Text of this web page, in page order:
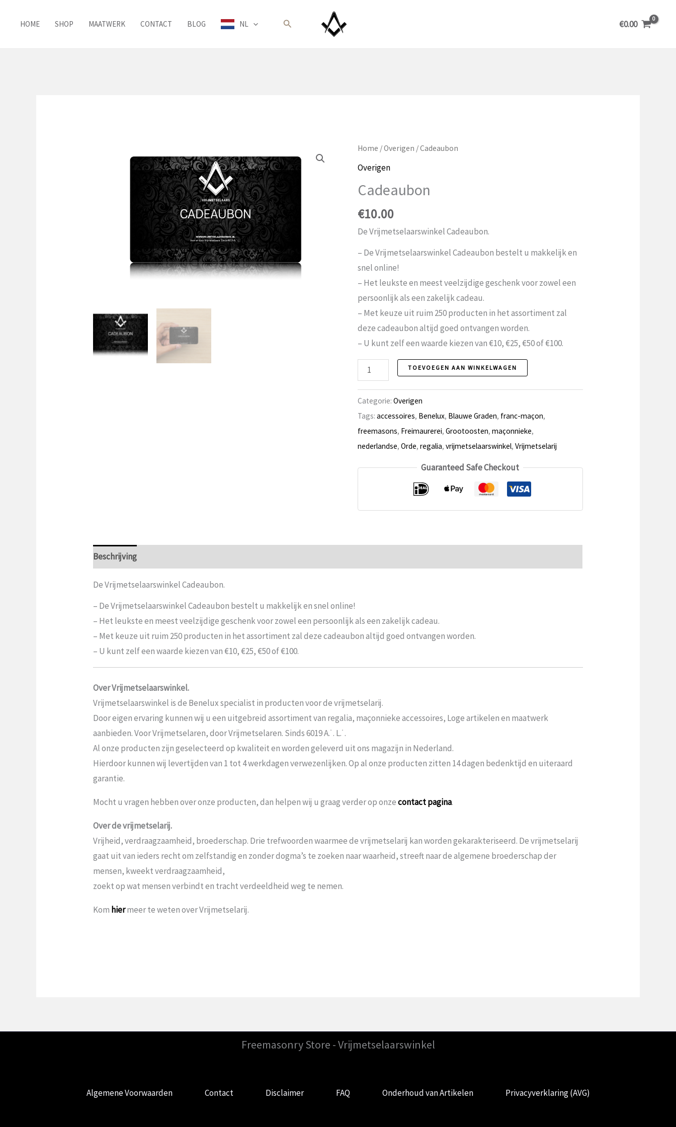
HOME SHOP MAATWERK CONTACT BLOG NL Zoeken €0.00
Home /Overigen / Cadeaubon
Overigen
Cadeaubon
€10.00
De Vrijmetselaarswinkel Cadeaubon.
– De Vrijmetselaarswinkel Cadeaubon bestelt u makkelijk en
snel online!
– Het leukste en meest veelzijdige geschenk voor zowel een
persoonlijk als een zakelijk cadeau.
– Met keuze uit ruim 250 producten in het assortiment zal
deze cadeaubon altijd goed ontvangen worden.
– U kunt zelf een waarde kiezen van €10, €25, €50 of €100.
Cadeaubon
aantal
TOEVOEGEN AAN WINKELWAGEN
Categorie: Overigen
Tags: accessoires, Benelux, Blauwe Graden, franc-maçon,
freemasons, Freimaurerei, Grootoosten, maçonnieke,
nederlandse, Orde, regalia, vrijmetselaarswinkel, Vrijmetselarij
Guaranteed Safe Checkout
Beschrijving
De Vrijmetselaarswinkel Cadeaubon.
– De Vrijmetselaarswinkel Cadeaubon bestelt u makkelijk en snel online!
– Het leukste en meest veelzijdige geschenk voor zowel een persoonlijk als een zakelijk cadeau.
– Met keuze uit ruim 250 producten in het assortiment zal deze cadeaubon altijd goed ontvangen worden.
– U kunt zelf een waarde kiezen van €10, €25, €50 of €100.
Over Vrijmetselaarswinkel.
Vrijmetselaarswinkel is de Benelux specialist in producten voor de vrijmetselarij.
Door eigen ervaring kunnen wij u een uitgebreid assortiment van regalia, maçonnieke accessoires, Loge artikelen en maatwerk
aanbieden. Voor Vrijmetselaren, door Vrijmetselaren. Sinds 6019 A.˙. L.˙.
Al onze producten zijn geselecteerd op kwaliteit en worden geleverd uit ons magazijn in Nederland.
Hierdoor kunnen wij levertijden van 1 tot 4 werkdagen verwezenlijken. Op al onze producten zitten 14 dagen bedenktijd en uiteraard
garantie.
Mocht u vragen hebben over onze producten, dan helpen wij u graag verder op onzecontact pagina.
Over de vrijmetselarij.
Vrijheid, verdraagzaamheid, broederschap. Drie trefwoorden waarmee de vrijmetselarij kan worden gekarakteriseerd. De vrijmetselarij
gaat uit van ieders recht om zelfstandig en zonder dogma’s te zoeken naar waarheid, streeft naar de algemene broederschap der
mensen, kweekt verdraagzaamheid,
zoekt op wat mensen verbindt en tracht verdeeldheid weg te nemen.
Kom hiermeer te weten over Vrijmetselarij.
Freemasonry Store - Vrijmetselaarswinkel
Algemene Voorwaarden Contact Disclaimer FAQ Onderhoud van Artikelen Privacyverklaring (AVG)